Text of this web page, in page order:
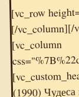
[vc_row
[/vc_column][/
[vc_column
(1990)